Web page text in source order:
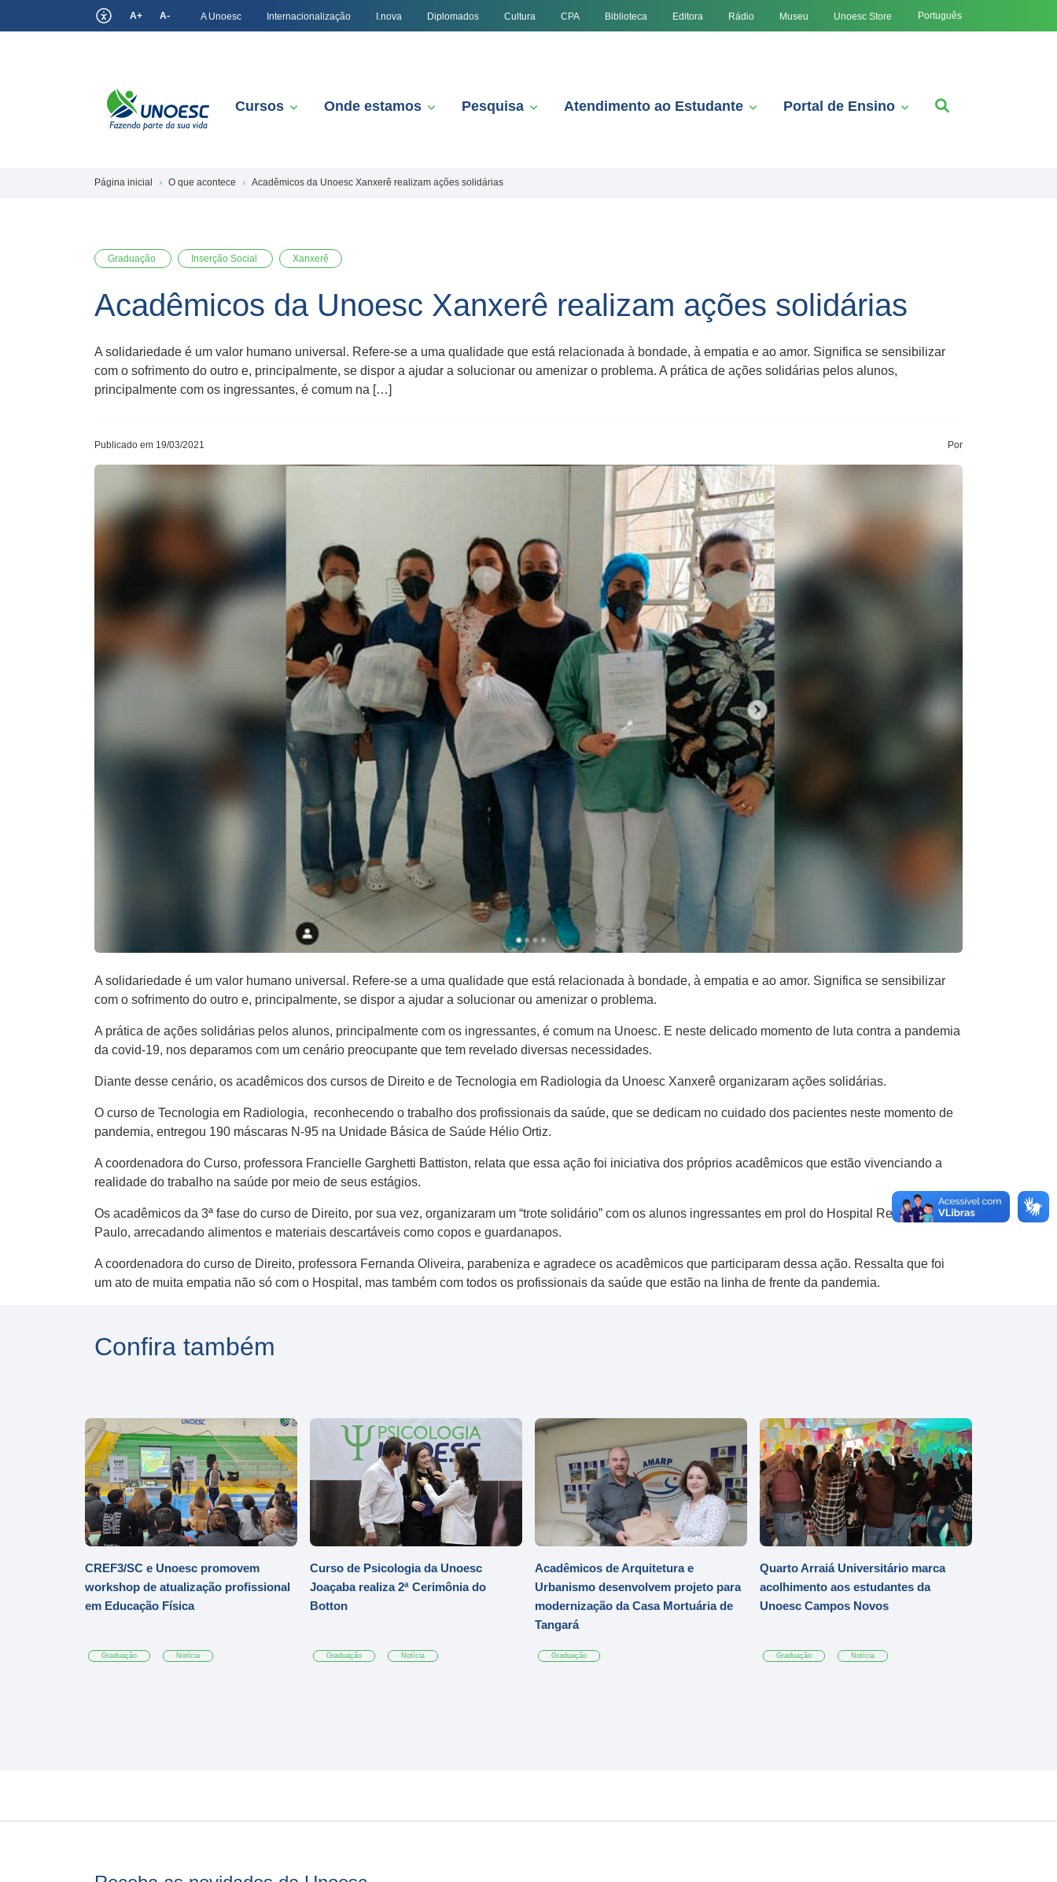
A+ A- A Unoesc Internacionalização I.nova Diplomados Cultura CPA Biblioteca Editora Rádio Museu Unoesc Store Português
Cursos Onde estamos Pesquisa Atendimento ao Estudante Portal de Ensino
Página inicial O que acontece Acadêmicos da Unoesc Xanxerê realizam ações solidárias
Graduação Inserção Social Xanxerê
Acadêmicos da Unoesc Xanxerê realizam ações solidárias
A solidariedade é um valor humano universal. Refere-se a uma qualidade que está relacionada à bondade, à empatia e ao amor. Significa se sensibilizar
com o sofrimento do outro e, principalmente, se dispor a ajudar a solucionar ou amenizar o problema. A prática de ações solidárias pelos alunos,
principalmente com os ingressantes, é comum na […]
Publicado em 19/03/2021 Por
A solidariedade é um valor humano universal. Refere-se a uma qualidade que está relacionada à bondade, à empatia e ao amor. Significa se sensibilizar
com o sofrimento do outro e, principalmente, se dispor a ajudar a solucionar ou amenizar o problema.
A prática de ações solidárias pelos alunos, principalmente com os ingressantes, é comum na Unoesc. E neste delicado momento de luta contra a pandemia
da covid-19, nos deparamos com um cenário preocupante que tem revelado diversas necessidades.
Diante desse cenário, os acadêmicos dos cursos de Direito e de Tecnologia em Radiologia da Unoesc Xanxerê organizaram ações solidárias.
O curso de Tecnologia em Radiologia, reconhecendo o trabalho dos profissionais da saúde, que se dedicam no cuidado dos pacientes neste momento de
pandemia, entregou 190 máscaras N-95 na Unidade Básica de Saúde Hélio Ortiz.
A coordenadora do Curso, professora Francielle Garghetti Battiston, relata que essa ação foi iniciativa dos próprios acadêmicos que estão vivenciando a
realidade do trabalho na saúde por meio de seus estágios.
Os acadêmicos da 3ª fase do curso de Direito, por sua vez, organizaram um “trote solidário” com os alunos ingressantes em prol do Hospital Regional São
Paulo, arrecadando alimentos e materiais descartáveis como copos e guardanapos.
A coordenadora do curso de Direito, professora Fernanda Oliveira, parabeniza e agradece os acadêmicos que participaram dessa ação. Ressalta que foi
um ato de muita empatia não só com o Hospital, mas também com todos os profissionais da saúde que estão na linha de frente da pandemia.
Confira também
CREF3/SC e Unoesc promovem
workshop de atualização profissional
em Educação Física
Graduação Notícia
Curso de Psicologia da Unoesc
Joaçaba realiza 2ª Cerimônia do
Botton
Graduação Notícia
Acadêmicos de Arquitetura e
Urbanismo desenvolvem projeto para
modernização da Casa Mortuária de
Tangará
Graduação
Quarto Arraiá Universitário marca
acolhimento aos estudantes da
Unoesc Campos Novos
Graduação Notícia